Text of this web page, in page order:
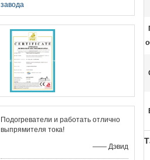
завода
Подогреватели и работать отлично
выпрямителя тока!
—— Дэвид